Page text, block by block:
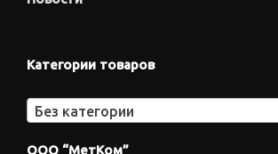
Категории товаров
Без категории
ООО “МетКом”